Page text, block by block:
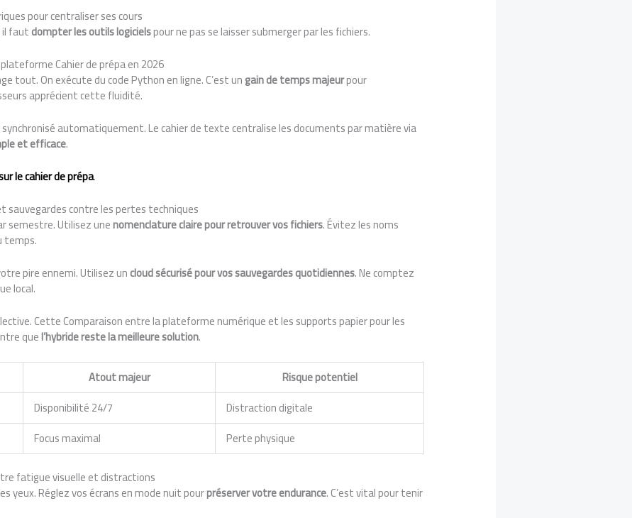
pour centraliser ses cours
il fautdompter les outils logicielspour ne pas se laisser submerger par les fichiers.
Cahier de prépa en 2026
tout. On exécute du code Python en ligne. C’est ungain de temps majeurpour
apprécient cette fluidité.
synchronisé automatiquement. Le cahier de texte centralise les documents par matière via
et efficace.
le cahier de prépa.
sauvegardes contre les pertes techniques
semestre. Utilisez unenomenclature claire pour retrouver vos fichiers. Évitez les noms
temps.
pire ennemi. Utilisez uncloud sécurisé pour vos sauvegardes quotidiennes. Ne comptez
local.
Cette Comparaison entre la plateforme numérique et les supports papier pour les
quel’hybride reste la meilleure solution.
Atout majeur
Risque potentiel
Disponibilité 24/7
Distraction digitale
Focus maximal
Perte physique
fatigue visuelle et distractions
yeux. Réglez vos écrans en mode nuit pourpréserver votre endurance. C’est vital pour tenir